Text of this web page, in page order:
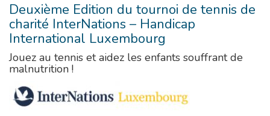
Deuxième Edition du tournoi de tennis de
charité InterNations – Handicap
International Luxembourg
Jouez au tennis et aidez les enfants souffrant de
malnutrition !